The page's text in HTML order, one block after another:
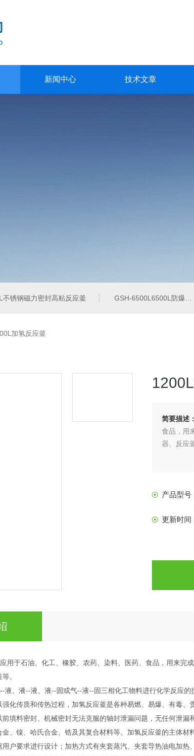
新闻中心 技术文章
不锈钢磁力密封高粘反应釜 GSH-6500L6500L防爆加氢工业反应釜
加氢反应釜
简要描述：
食品，用
器、反应
产品型号
更新时间
用于石油、化工、橡胶、农药、染料、医药、食品，用来完
。
液、液--液、液--固或气--液--固三相化工物料进行化学反应
化传质和传热过程，加氢反应釜是各种易燃、易爆、有毒
填料密封、机械密封无法克服的轴封泄漏问题，无任何泄
、镍、哈氏合金、锆及其复合材料等。加氢反应釜的主体
户要求进行设计；加热方式有夹套蒸汽、夹套导热油电加